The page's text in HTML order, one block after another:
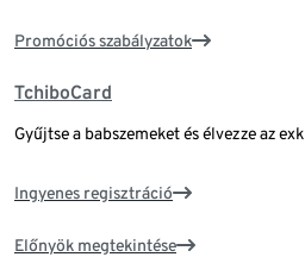
Promóciós szabályzatok
TchiboCard
Gyűjtse a babszemeket és élvezze az
Ingyenes regisztráció
Előnyök megtekintése